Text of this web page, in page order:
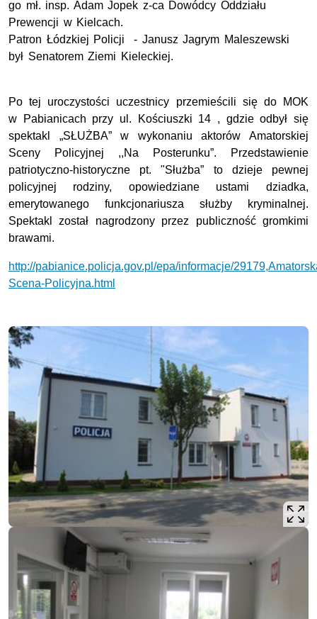
go mł. insp. Adam Jopek z-ca Dowódcy Oddziału
Prewencji w Kielcach.
Patron Łódzkiej Policji - Janusz Jagrym Maleszewski
był Senatorem Ziemi Kieleckiej.
Po tej uroczystości uczestnicy przemieścili się do MOK
w Pabianicach przy ul. Kościuszki 14 , gdzie odbył się
spektakl „SŁUŻBA” w wykonaniu aktorów Amatorskiej
Sceny Policyjnej ,,Na Posterunku”. Przedstawienie
patriotyczno-historyczne pt. "Służba” to dzieje pewnej
policyjnej rodziny, opowiedziane ustami dziadka,
emerytowanego funkcjonariusza służby kryminalnej.
Spektakl został nagrodzony przez publiczność gromkimi
brawami.
http://pabianice.policja.gov.pl/epa/informacje/
Scena-Policyjna.html